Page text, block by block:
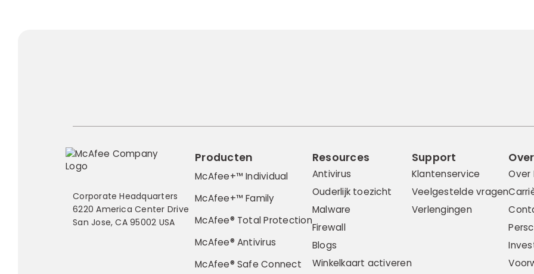
Corporate Headquarters
6220 America Center Drive
San Jose, CA 95002 USA
Producten
McAfee+™ Individual
McAfee+™ Family
McAfee® Total Protection
McAfee® Antivirus
McAfee® Safe Connect
Resources
Antivirus
Ouderlijk toezicht
Malware
Firewall
Blogs
Winkelkaart activeren
Support
Klantenservice
Veelgestelde vragen
Verlengingen
Over